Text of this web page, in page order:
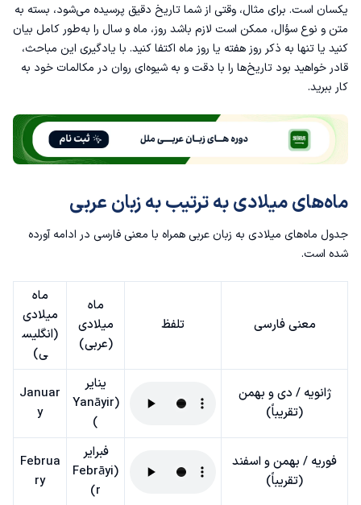
یکسان است. برای مثال، وقتی از شما تاریخ دقیق پرسیده می‌شود، بسته به
متن و نوع سؤال، ممکن است لازم باشد روز، ماه و سال را به‌طور کامل بیان
کنید یا تنها به ذکر روز هفته یا روز ماه اکتفا کنید. با یادگیری این مباحث،
قادر خواهید بود تاریخ‌ها را با دقت و به شیوه‌ای روان در مکالمات خود به
کار ببرید.
ماه‌های میلادی به ترتیب به زبان عربی
جدول ماه‌های میلادی به زبان عربی همراه با معنی فارسی در ادامه آورده
شده است.
معنی فارسی تلفظ
ماه
میلادی
(عربی)
ماه
میلادی
(انگلیس
ی)
ژانویه / دی و بهمن
(تقریباً)
يناير
(Yanāyir
)
Januar
y
فوریه / بهمن و اسفند
(تقریباً)
فبراير
(Febrāyi
r)
Februa
ry